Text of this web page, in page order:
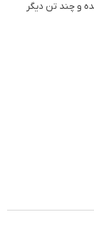
و چند تن دیگر